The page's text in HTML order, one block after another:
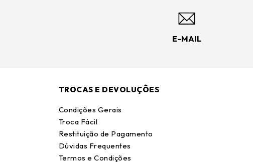
E-MAIL
TROCAS E DEVOLUÇÕES
Condições Gerais
Troca Fácil
Restituição de Pagamento
Dúvidas Frequentes
Termos e Condições